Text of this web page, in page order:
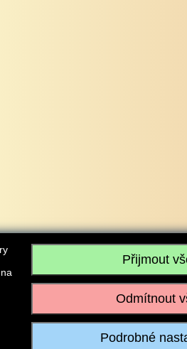
IČO: 28304845, se sídlem č.p. 17, 768 75 Loukov
Realizace:w-software.com